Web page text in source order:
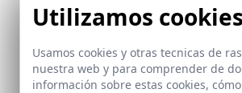
Utilizamos cookies
Usamos cookies y otras tecnicas de
nuestra web y para comprender de
información sobre estas cookies,